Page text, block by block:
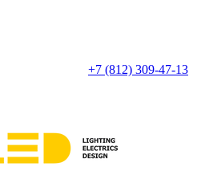
+7 (812) 309-47-13